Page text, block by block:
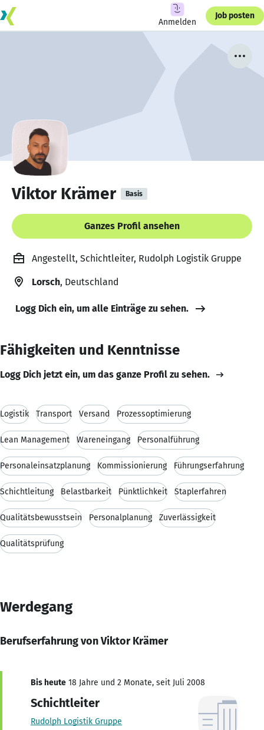
Anmelden
Job posten
Viktor Krämer Basis
Ganzes Profil ansehen
Angestellt, Schichtleiter, Rudolph Logistik Gruppe
Lorsch, Deutschland
Logg Dich ein, um alle Einträge zu sehen.
Fähigkeiten und Kenntnisse
Logg Dich jetzt ein, um das ganze Profil zu sehen.
Logistik Transport Versand Prozessoptimierung
Lean Management Wareneingang Personalführung
Personaleinsatzplanung Kommissionierung Führungserfahrung
Schichtleitung Belastbarkeit Pünktlichkeit Staplerfahren
Qualitätsbewusstsein Personalplanung Zuverlässigkeit
Qualitätsprüfung
Werdegang
Berufserfahrung von Viktor Krämer
Bis heute 18 Jahre und 2 Monate, seit Juli 2008
Schichtleiter
Rudolph Logistik Gruppe